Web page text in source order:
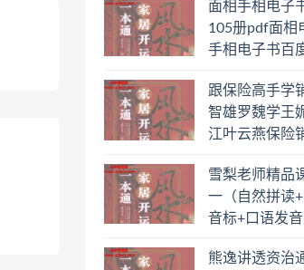
学习
面相手相电子
105册pdf面相
手相电子书百
跟保险高手学
智雄罗魏学王
江叶云燕保险
盘下载学习
雪梨老师精品
一（自然拼读
音标+口语发
载学习
熊逸讲透资治